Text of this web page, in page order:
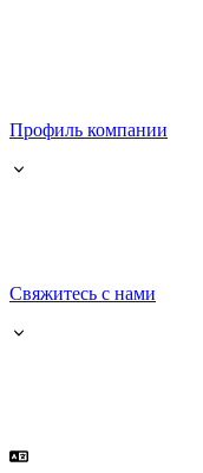
Профиль компании
Свяжитесь с нами